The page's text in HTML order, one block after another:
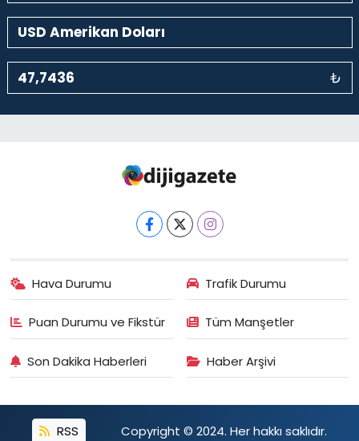
₺
Hava Durumu Trafik Durumu
Puan Durumu ve Fikstür Tüm Manşetler
Son Dakika Haberleri Haber Arşivi
RSS Copyright © 2024. Her hakkı saklıdır.